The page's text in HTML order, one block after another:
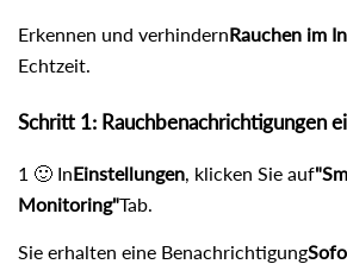
Erkennen und verhindernRauchen im
Echtzeit.
Schritt 1: Rauchbenachrichtigungen
1 🙂 InEinstellungen , klicken Sie auf
Monitoring"Tab.
Sie erhalten eine Benachrichtigung